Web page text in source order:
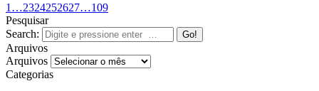
1 …2324252627…109
Pesquisar
Search:
Arquivos
Arquivos
Categorias